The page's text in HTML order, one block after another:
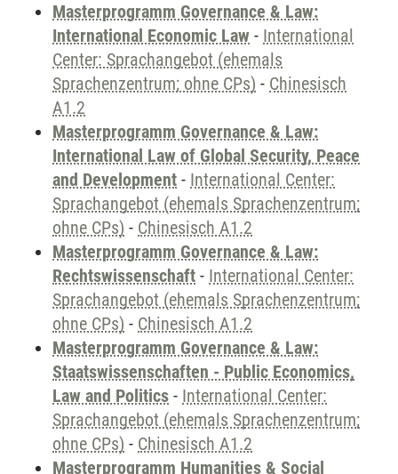
Masterprogramm Governance & Law:
International Economic Law - International
Center: Sprachangebot (ehemals
Sprachenzentrum; ohne CPs) - Chinesisch
A1.2
Masterprogramm Governance & Law:
International Law of Global Security, Peace
and Development - International Center:
Sprachangebot (ehemals Sprachenzentrum;
ohne CPs) - Chinesisch A1.2
Masterprogramm Governance & Law:
Rechtswissenschaft - International Center:
Sprachangebot (ehemals Sprachenzentrum;
ohne CPs) - Chinesisch A1.2
Masterprogramm Governance & Law:
Staatswissenschaften - Public Economics,
Law and Politics - International Center:
Sprachangebot (ehemals Sprachenzentrum;
ohne CPs) - Chinesisch A1.2
Masterprogramm Humanities & Social